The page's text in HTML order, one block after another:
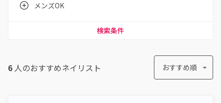
メンズOK
検索条件
6 人のおすすめネイリスト おすすめ順